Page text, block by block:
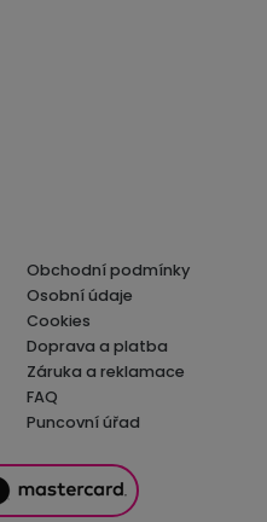
Obchodní podmínky
Osobní údaje
Cookies
Doprava a platba
Záruka a reklamace
FAQ
Puncovní úřad